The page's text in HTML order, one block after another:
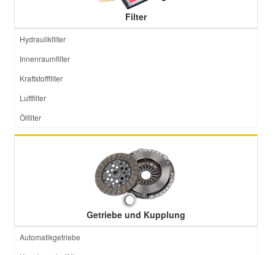
Filter
Hydraulikfilter
Innenraumfilter
Kraftstofffilter
Luftfilter
Ölfilter
Getriebe und Kupplung
Automatikgetriebe